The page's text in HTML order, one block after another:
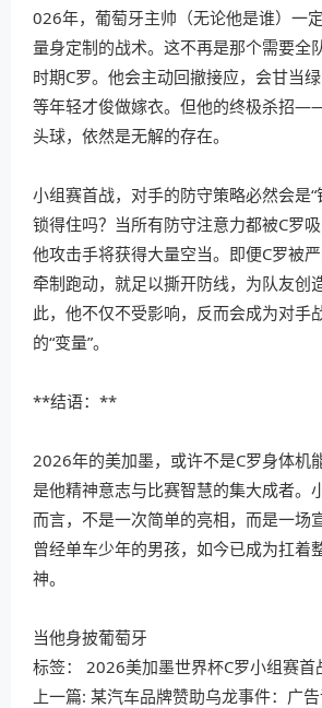
026年，葡萄牙主帅（无论他是谁）一
量身定制的战术。这不再是那个需要全
时期C罗。他会主动回撤接应，会甘当
等年轻才俊做嫁衣。但他的终极杀招
头球，依然是无解的存在。
小组赛首战，对手的防守策略必然会是“
锁得住吗？当所有防守注意力都被C罗
他攻击手将获得大量空当。即便C罗被
牵制跑动，就足以撕开防线，为队友创
此，他不仅不受影响，反而会成为对手
的“变量”。
**结语：**
2026年的美加墨，或许不是C罗身体机
是他精神意志与比赛智慧的集大成者。
而言，不是一次简单的亮相，而是一
曾经单车少年的男孩，如今已成为扛着
神。
当他身披葡萄牙
标签： 2026美加墨世界杯C罗小组赛首
上一篇: 某汽车品牌赞助乌龙事件：广告